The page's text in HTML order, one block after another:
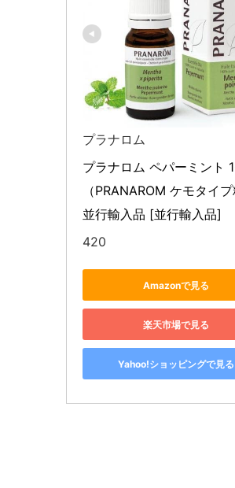
プラナロム
プラナロム ペパーミント
（PRANAROM ケモタイ
並行輸入品 [並行輸入品]
420
Amazonで見る
楽天市場で見る
Yahoo!ショッピングで見る